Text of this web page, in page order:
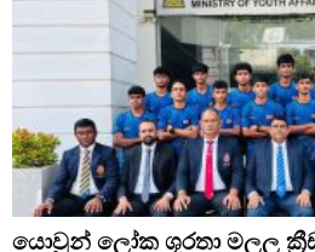
යොවුන් ලෝක ශූරතා මලල